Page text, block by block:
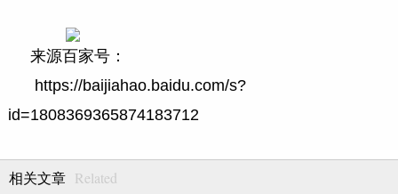
来源百家号：
https://baijiahao.baidu.com/s?
id=1808369365874183712
相关文章 Related